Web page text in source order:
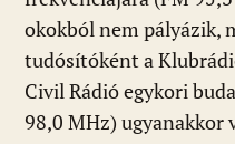
k p
okokból nem pályázik,
tudósítóként a
Civil Rádió egykori
98,0 MHz) ugyanakkor